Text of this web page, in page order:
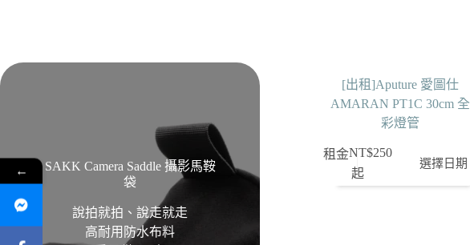
[出租]Aputure 愛圖仕
AMARAN PT1C 30cm 全
彩燈管
租金NT$250
起
選擇日期
SAKK Camera Saddle 攝影馬鞍
袋
說拍就拍、說走就走
高耐用防水布料
←